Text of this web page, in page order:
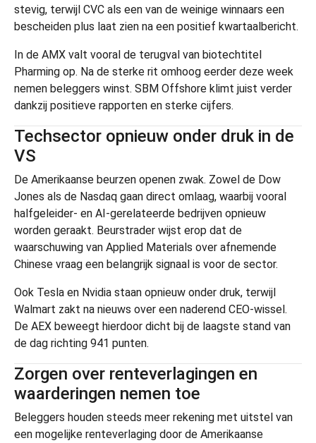
stevig, terwijl CVC als een van de weinige winnaars een
bescheiden plus laat zien na een positief kwartaalbericht.
In de AMX valt vooral de terugval van biotechtitel
Pharming op. Na de sterke rit omhoog eerder deze week
nemen beleggers winst. SBM Offshore klimt juist verder
dankzij positieve rapporten en sterke cijfers.
Techsector opnieuw onder druk in de
VS
De Amerikaanse beurzen openen zwak. Zowel de Dow
Jones als de Nasdaq gaan direct omlaag, waarbij vooral
halfgeleider- en AI-gerelateerde bedrijven opnieuw
worden geraakt. Beurstrader wijst erop dat de
waarschuwing van Applied Materials over afnemende
Chinese vraag een belangrijk signaal is voor de sector.
Ook Tesla en Nvidia staan opnieuw onder druk, terwijl
Walmart zakt na nieuws over een naderend CEO-wissel.
De AEX beweegt hierdoor dicht bij de laagste stand van
de dag richting 941 punten.
Zorgen over renteverlagingen en
waarderingen nemen toe
Beleggers houden steeds meer rekening met uitstel van
een mogelijke renteverlaging door de Amerikaanse